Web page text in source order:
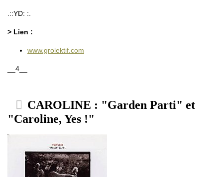
.::YD: :.
> Lien :
www.grolektif.com
__4__
CAROLINE : "Garden Parti" et
"Caroline, Yes !"